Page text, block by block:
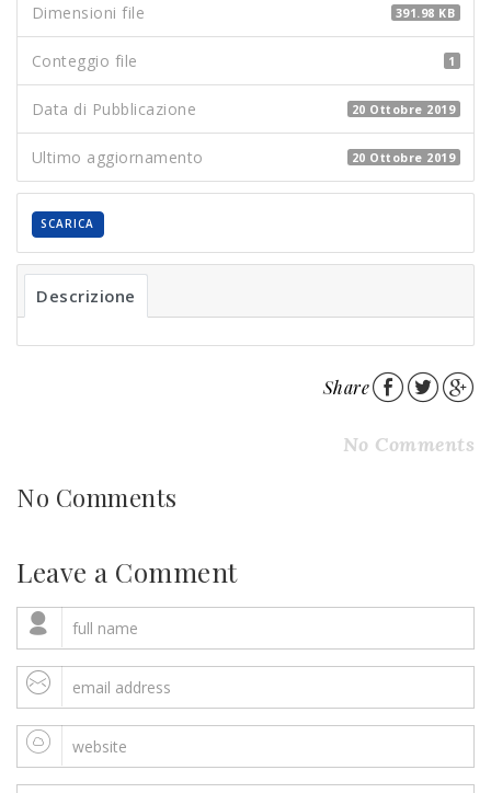
Dimensioni file 391.98 KB
Conteggio file 1
Data di Pubblicazione 20 Ottobre 2019
Ultimo aggiornamento 20 Ottobre 2019
SCARICA
Descrizione
Share
No Comments
No Comments
Leave a Comment